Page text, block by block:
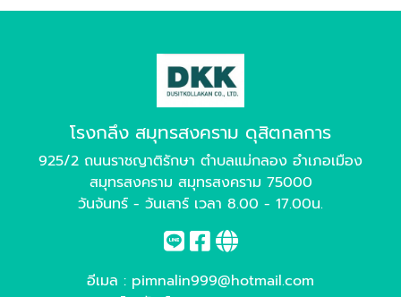
โรงกลึง สมุทรสงคราม ดุสิตกลการ
925/2 ถนนราชญาติรักษา ตำบลแม่กลอง อำเภอเมือง
สมุทรสงคราม สมุทรสงคราม 75000
วันจันทร์ - วันเสาร์ เวลา 8.00 - 17.00น.
อีเมล : pimnalin999@hotmail.com